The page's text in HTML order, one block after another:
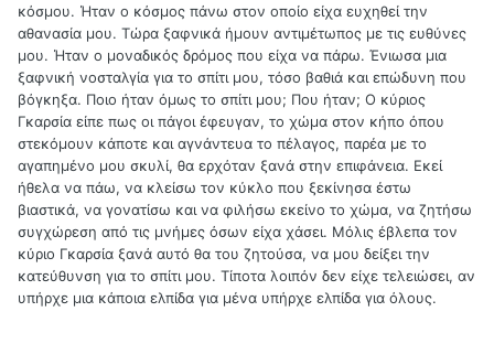
κόσμου. Ήταν ο κόσμος πάνω στον οποίο είχα ευχηθεί την
αθανασία μου. Τώρα ξαφνικά ήμουν αντιμέτωπος με τις ευθύνες
μου. Ήταν ο μοναδικός δρόμος που είχα να πάρω. Ένιωσα μια
ξαφνική νοσταλγία για το σπίτι μου, τόσο βαθιά και επώδυνη που
βόγκηξα. Ποιο ήταν όμως το σπίτι μου; Που ήταν; Ο κύριος
Γκαρσία είπε πως οι πάγοι έφευγαν, το χώμα στον κήπο όπου
στεκόμουν κάποτε και αγνάντευα το πέλαγος, παρέα με το
αγαπημένο μου σκυλί, θα ερχόταν ξανά στην επιφάνεια. Εκεί
ήθελα να πάω, να κλείσω τον κύκλο που ξεκίνησα έστω
βιαστικά, να γονατίσω και να φιλήσω εκείνο το χώμα, να ζητήσω
συγχώρεση από τις μνήμες όσων είχα χάσει. Μόλις έβλεπα τον
κύριο Γκαρσία ξανά αυτό θα του ζητούσα, να μου δείξει την
κατεύθυνση για το σπίτι μου. Τίποτα λοιπόν δεν είχε τελειώσει, αν
υπήρχε μια κάποια ελπίδα για μένα υπήρχε ελπίδα για όλους.